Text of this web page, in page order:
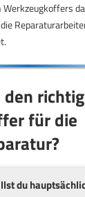
Werkzeugkoffers
für die
du